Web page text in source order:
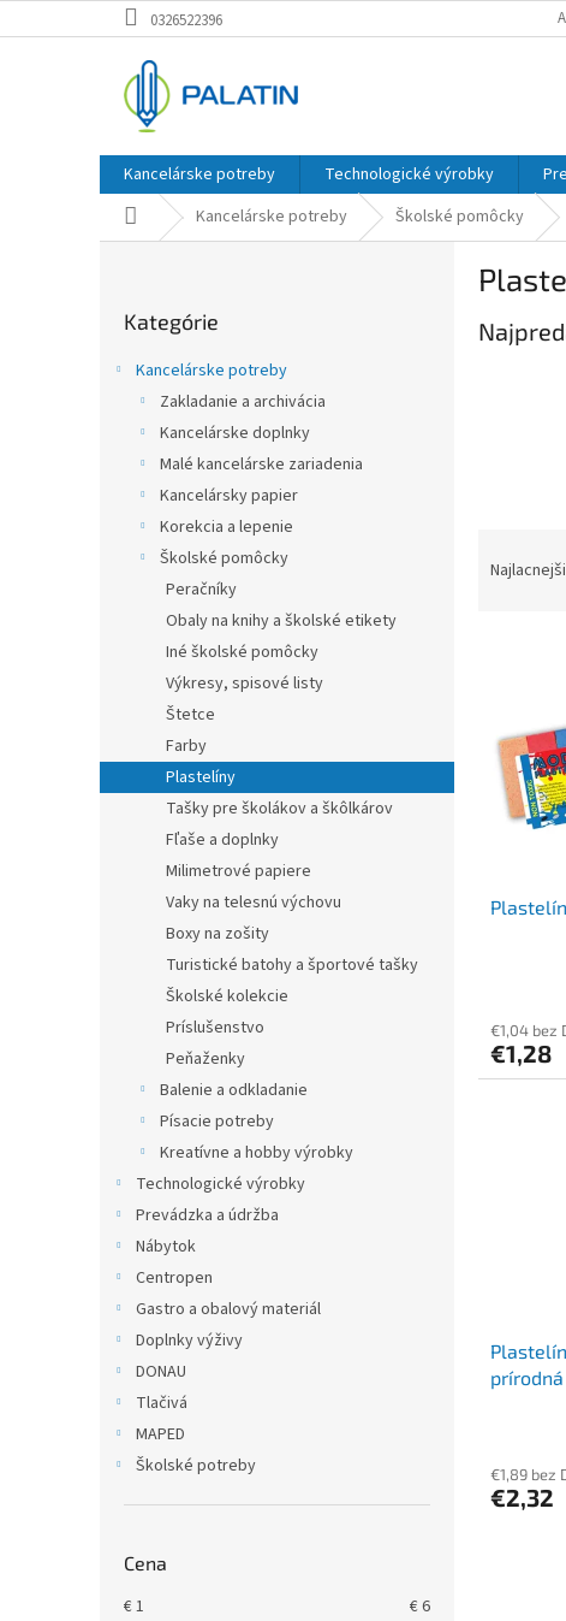
na
0326522396
Kancelárske potreby Technologické výrobky
DomovKancelárske potreby Školské pomôcky
kategórie
Kategórie
Kancelárske potreby
Zakladanie a archivácia
Kancelárske doplnky
Malé kancelárske zariadenia
Kancelársky papier
Korekcia a lepenie
Školské pomôcky
Peračníky
Obaly na knihy a školské etikety
Iné školské pomôcky
Výkresy, spisové listy
Štetce
Farby
Plastelíny
Tašky pre školákov a škôlkárov
Fľaše a doplnky
Milimetrové papiere
Vaky na telesnú výchovu
Boxy na zošity
Turistické batohy a športové tašky
Školské kolekcie
Príslušenstvo
Peňaženky
Balenie a odkladanie
Písacie potreby
Kreatívne a hobby výrobky
Technologické výrobky
Prevádzka a údržba
Nábytok
Centropen
Gastro a obalový materiál
Doplnky výživy
DONAU
Tlačivá
MAPED
Školské potreby
Cena
€1 €6
€1,04 bez
€1,28
prírodná
€1,89 bez
€2,32